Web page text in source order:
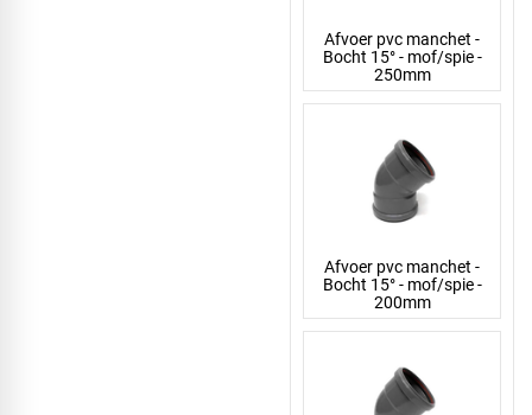
Afvoer pvc manchet -
Bocht 15° - mof/spie -
250mm
Afvoer pvc manchet -
Bocht 15° - mof/spie -
200mm